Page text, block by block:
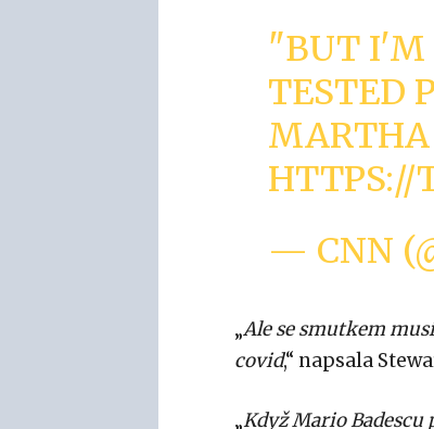
"BUT I'M
TESTED
MARTHA
HTTPS://
— CNN
„Ale se smutkem
covid,“ napsala
„Když Mario Badescu